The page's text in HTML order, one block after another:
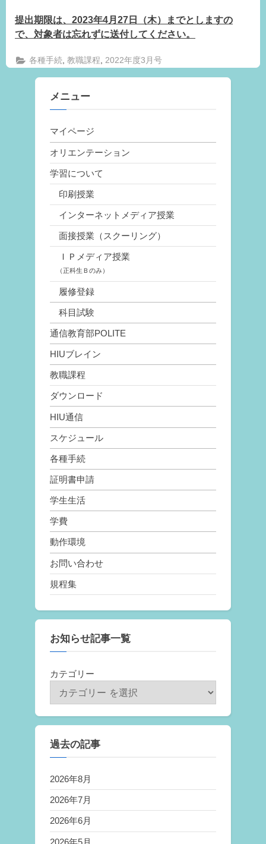
提出期限は、2023年4月27日（木）までとしますの
で、対象者は忘れずに送付してください。
各種手続 ,教職課程 2022年度3月号
メニュー
マイページ
オリエンテーション
学習について
印刷授業
インターネットメディア授業
面接授業（スクーリング）
ＩＰメディア授業
（正科生Ｂのみ）
履修登録
科目試験
通信教育部POLITE
HIUブレイン
教職課程
ダウンロード
HIU通信
スケジュール
各種手続
証明書申請
学生生活
学費
動作環境
お問い合わせ
規程集
お知らせ記事一覧
カテゴリー
過去の記事
2026年8月
2026年7月
2026年6月
2026年5月